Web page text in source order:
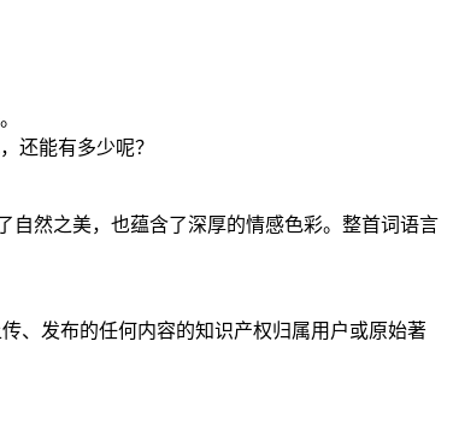
还能有多少呢？
自然之美，也蕴含了深厚的情感色彩。整首词语言
、发布的任何内容的知识产权归属用户或原始著